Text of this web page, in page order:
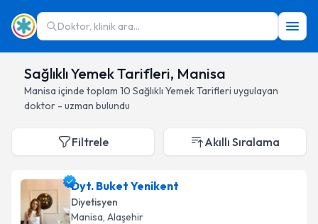
Doktor, klinik ara...
Sağlıklı Yemek Tarifleri, Manisa
Manisa içinde toplam 10 Sağlıklı Yemek Tarifleri uygulayan
doktor - uzman bulundu
Filtrele Akıllı Sıralama
Dyt. Buket Yenikent
Diyetisyen
Manisa, Alaşehir